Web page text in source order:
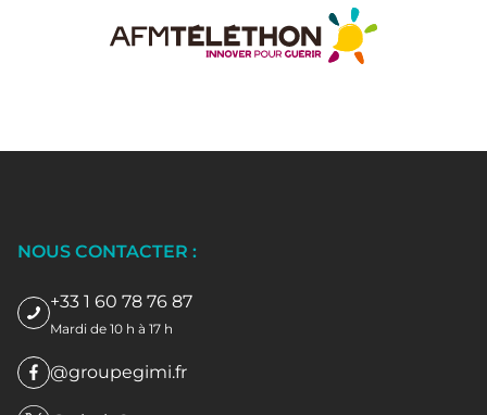
NOUS CONTACTER :
+33 1 60 78 76 87
Mardi de 10 h à 17 h
@groupegimi.fr